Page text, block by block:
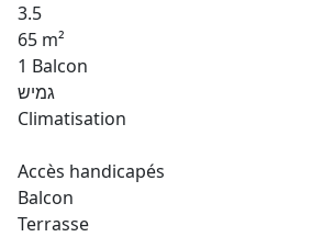
3.5
65 m²
1 Balcon
גמיש
Climatisation
Accès handicapés
Balcon
Terrasse